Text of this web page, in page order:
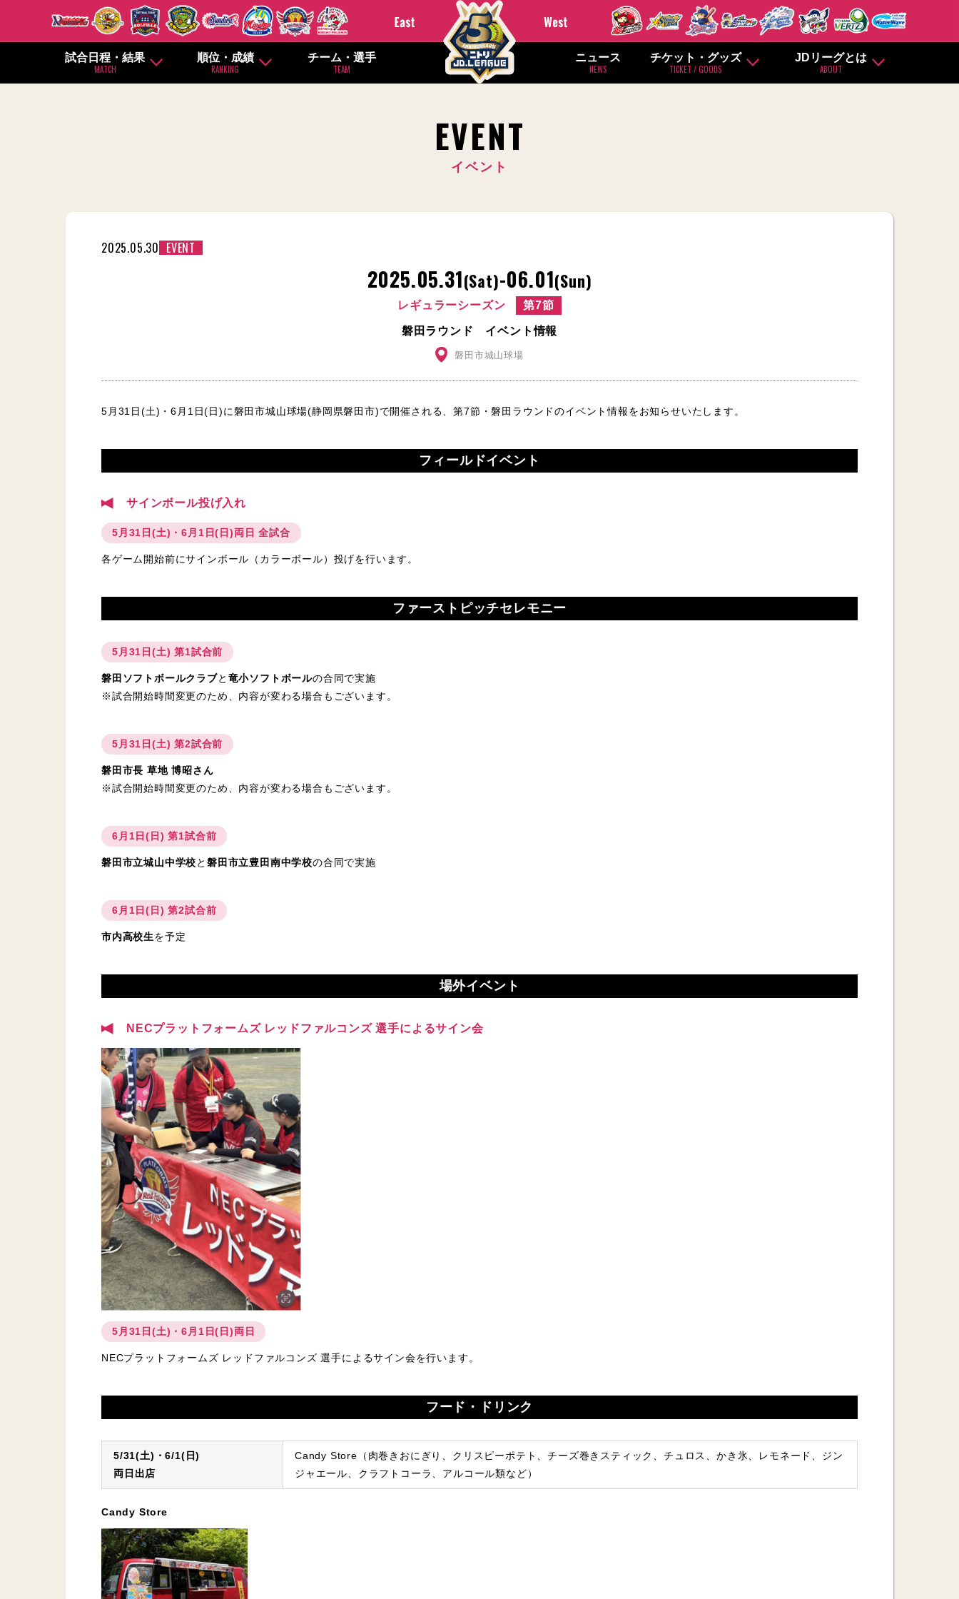
試合日程・結果
MATCH
順位・成績
RANKING
チーム・選手
TEAM
ニュース
NEWS
チケット・グッズ
TICKET / GOODS
JDリーグとは
ABOUT
EVENT
イベント
2025.05.30 EVENT
2025.05.31(Sat)-06.01(Sun)
レギュラーシーズン 第7節
磐田ラウンド イベント情報
磐田市城山球場
5月31日(土)・6月1日(日)に磐田市城山球場(静岡県磐田市)で開催される、第7節・磐田ラウンドのイベント情報をお知らせいたします。
フィールドイベント
サインボール投げ入れ
5月31日(土)・6月1日(日)両日 全試合
各ゲーム開始前にサインボール（カラーボール）投げを行います。
ファーストピッチセレモニー
5月31日(土) 第1試合前
磐田ソフトボールクラブと 竜小ソフトボールの合同で実施
※試合開始時間変更のため、内容が変わる場合もございます。
5月31日(土) 第2試合前
磐田市長 草地 博昭さん
※試合開始時間変更のため、内容が変わる場合もございます。
6月1日(日) 第1試合前
磐田市立城山中学校と磐田市立豊田南中学校の合同で実施
6月1日(日) 第2試合前
市内高校生を予定
場外イベント
NECプラットフォームズ レッドファルコンズ 選手によるサイン会
5月31日(土)・6月1日(日)両日
NECプラットフォームズ レッドファルコンズ 選手によるサイン会を行います。
フード・ドリンク
5/31(土)・6/1(日)
両日出店
Candy Store（肉巻きおにぎり、クリスピーポテト、チーズ巻きスティック、チュロス、かき氷、レモネード、ジン
ジャエール、クラフトコーラ、アルコール類など）
Candy Store